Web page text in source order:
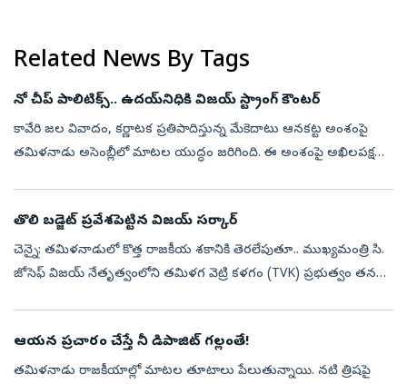
Related News By Tags
నో చీప్‌ పాలిటిక్స్‌.. ఉదయ్‌నిధికి విజయ్‌ స్ట్రాంగ్‌ కౌంటర్‌
కావేరి జల వివాదం, కర్ణాటక ప్రతిపాదిస్తున్న మేకెదాటు ఆనకట్ట అంశంపై
తమిళనాడు అసెంబ్లీలో మాటల యుద్ధం జరిగింది. ఈ అంశంపై అఖిలపక్ష
తొలి బడ్జెట్‌ ప్రవేశపెట్టిన విజయ్‌ సర్కార్‌
చెన్నై: తమిళనాడులో కొత్త రాజకీయ శకానికి తెరలేపుతూ.. ముఖ్యమంత్రి సి.
జోసెఫ్ విజయ్ నేతృత్వంలోని తమిళగ వెట్రి కళగం (TVK) ప్రభుత్వం తన
ఆయన ప్రచారం చేస్తే నీ డిపాజిట్‌ గల్లంతే!
తమిళనాడు రాజకీయాల్లో మాటల తూటాలు పేలుతున్నాయి. నటి త్రిషపై